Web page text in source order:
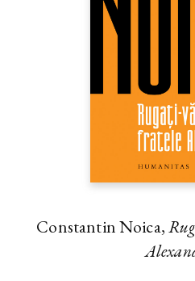
Constantin Noica,